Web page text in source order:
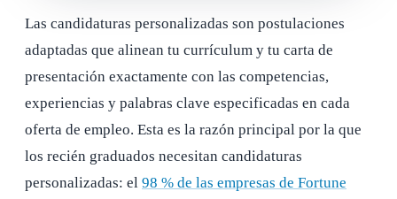
Las candidaturas personalizadas son postulaciones
adaptadas que alinean tu currículum y tu carta de
presentación exactamente con las competencias,
experiencias y palabras clave especificadas en cada
oferta de empleo. Esta es la razón principal por la que
los recién graduados necesitan candidaturas
personalizadas: el 98 % de las empresas de Fortune